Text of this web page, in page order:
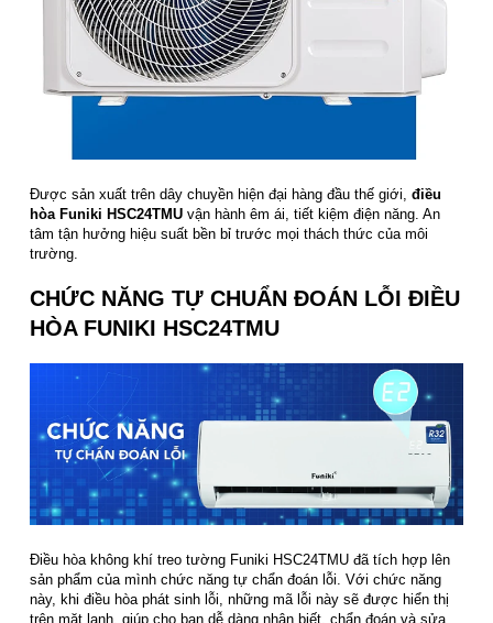
Được sản xuất trên dây chuyền hiện đại hàng đầu thế giới, điều
hòa Funiki HSC24TMU vận hành êm ái, tiết kiệm điện năng. An
tâm tận hưởng hiệu suất bền bỉ trước mọi thách thức của môi
trường.
CHỨC NĂNG TỰ CHUẨN ĐOÁN LỖI ĐIỀU
HÒA FUNIKI HSC24TMU
Điều hòa không khí treo tường Funiki HSC24TMU đã tích hợp lên
sản phẩm của mình chức năng tự chẩn đoán lỗi. Với chức năng
này, khi điều hòa phát sinh lỗi, những mã lỗi này sẽ được hiển thị
trên mặt lạnh, giúp cho bạn dễ dàng nhận biết, chẩn đoán và sửa